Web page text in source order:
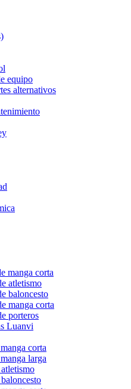
equipo
alternativos
manga corta
atletismo
baloncesto
manga corta
porteros
Luanvi
corta
larga